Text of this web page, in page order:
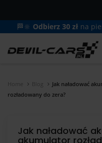
🏁🔆 Odbierz 30 zł na
Home Blog
Jak naładować
rozładowany do zera?
Jak naładować
akumulator